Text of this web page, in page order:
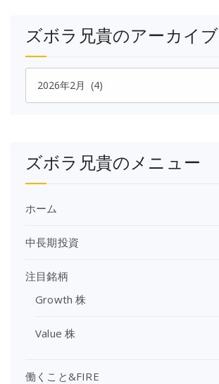
ズボラ兄貴のアーカイブ
ズ
ラ
ア
イ
ズボラ兄貴のメニュー
ホーム
中長期投資
注目銘柄
Growth 株
Value 株
働くこと&FIRE